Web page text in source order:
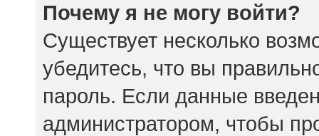
Почему я не могу войти?
Существует несколько
убедитесь, что вы
пароль. Если данные
администратором, чтобы